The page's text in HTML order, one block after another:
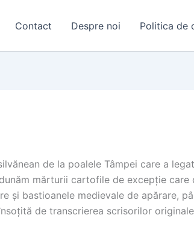
Contact Despre noi Politica de
de la poalele Tâmpei care a
mărturii cartofile de excepție
și bastioanele medievale de apărare,
de transcrierea scrisorilor